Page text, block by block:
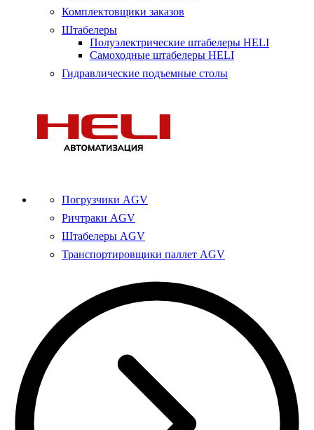
Комплектовщики заказов
Штабелеры
Полуэлектрические штабелеры HELI
Самоходные штабелеры HELI
Гидравлические подъемные столы
Погрузчики AGV
Ричтраки AGV
Штабелеры AGV
Транспортировщики паллет AGV